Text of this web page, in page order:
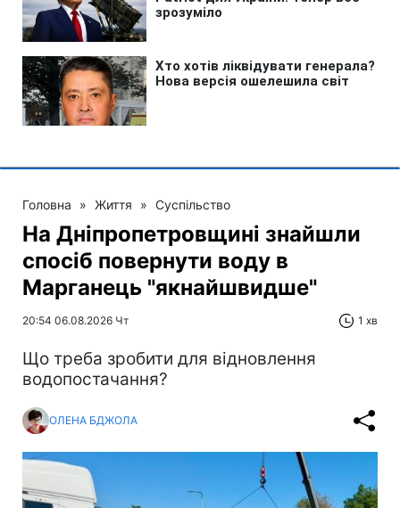
Головна » Життя » Суспільство
На Дніпропетровщині знайшли
спосіб повернути воду в
Марганець "якнайшвидше"
20:54 06.08.2026 Чт 1 хв
Що треба зробити для відновлення
водопостачання?
ОЛЕНА БДЖОЛА